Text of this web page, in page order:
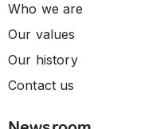
Who we are
Our values
Our history
Contact us